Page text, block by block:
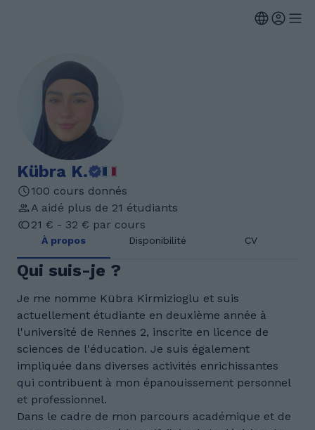
Kübra K.
100 cours donnés
A aidé plus de 21 étudiants
21 € - 32 € par cours
À propos Disponibilité CV
Qui suis-je ?
Je me nomme Kübra Kirmizioglu et suis
actuellement étudiante en deuxième année à
l'université de Rennes 2, inscrite en licence de
sciences de l'éducation. Je suis également
impliquée dans diverses activités enrichissantes
qui contribuent à mon épanouissement personnel
et professionnel.
Dans le cadre de mon parcours académique et de